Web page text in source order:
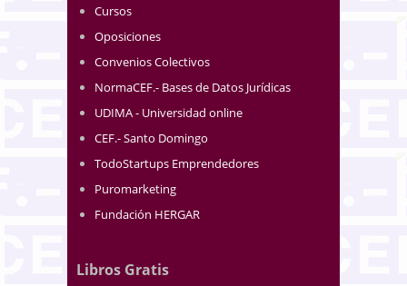
Cursos
Oposiciones
Convenios Colectivos
NormaCEF.- Bases de Datos Jurídicas
UDIMA - Universidad online
CEF.- Santo Domingo
TodoStartups Emprendedores
Puromarketing
Fundación HERGAR
Libros Gratis